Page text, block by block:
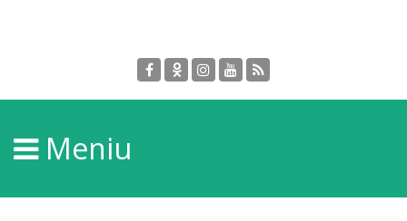
DGPDC
Informații
despre
Meniu